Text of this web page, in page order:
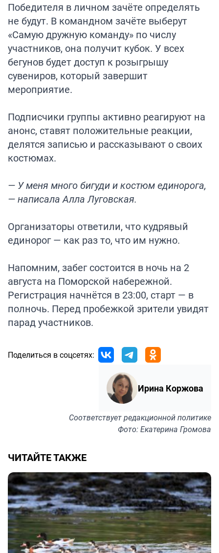
Победителя в личном зачёте определять
не будут. В командном зачёте выберут
«Самую дружную команду» по числу
участников, она получит кубок. У всех
бегунов будет доступ к розыгрышу
сувениров, который завершит
мероприятие.
Подписчики группы активно реагируют на
анонс, ставят положительные реакции,
делятся записью и рассказывают о своих
костюмах.
— У меня много бигуди и костюм единорога,
— написала Алла Луговская.
Организаторы ответили, что кудрявый
единорог — как раз то, что им нужно.
Напомним, забегсостоится в ночь на 2
августа на Поморской набережной.
Регистрация начнётся в 23:00, старт — в
полночь. Перед пробежкой зрители увидят
парад участников.
Поделиться в соцсетях:
Ирина Коржова
Соответствуетредакционной политике
Фото: Екатерина Громова
ЧИТАЙТЕ ТАКЖЕ